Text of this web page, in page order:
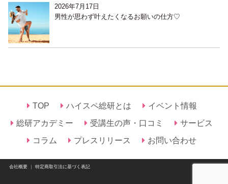
2026年7月17日
男性が思わず叶えたくなるお願いの仕方♡
TOP ハイスペ総研とは
イベント情報
総研アカデミー
受講生の声・口コミ
サービス
コラム
プレスリリース お問い合わせ
会社概要｜ 特定商取引法に基づく表記